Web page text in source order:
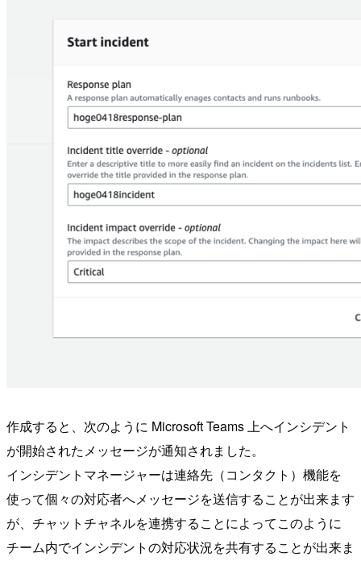
作成すると、次のように Microsoft Teams 上へインシデント
が開始されたメッセージが通知されました。
インシデントマネージャーは連絡先（コンタクト）機能を
使って個々の対応者へメッセージを送信することが出来ます
が、チャットチャネルを連携することによってこのように
チーム内でインシデントの対応状況を共有することが出来ま